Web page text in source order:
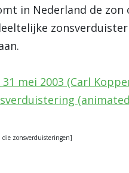
in Nederland de zon
mei 2003 (Carl
zonsverduisteringen]